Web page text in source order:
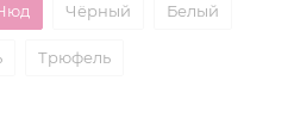
Чёрный Белый
Трюфель